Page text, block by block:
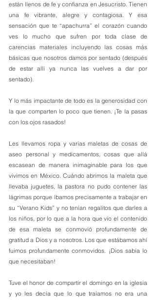
están llenos de fe y confianza en Jesucristo. Tienen
una fe vibrante, alegre y contagiosa. Y esa
sensación que te “apachurra” el corazón cuando
ves lo mucho que sufren por toda clase de
carencias materiales incluyendo las cosas más
básicas que nosotros damos por sentado (después
de estar allí ya nunca las vuelves a dar por
sentado).
Y lo más impactante de todo es la generosidad con
la que comparten lo poco que tienen. ¡Te la pasas
con los ojos rasados!
Les llevamos ropa y varias maletas de cosas de
aseo personal y medicamentos, cosas que allá
escasean de manera inimaginable para los que
vivimos en México. Cuándo abrimos la maleta que
llevaba juguetes, la pastora no pudo contener las
lágrimas porque íbamos precisamente a trabajar en
su “Verano Kids” y no tenían regalitos que darles a
los niños, por lo que a la hora que vio el contenido
de esa maleta se conmovió profundamente de
gratitud a Dios y a nosotros. Los que estábamos ahí
fuimos profundamente conmovidos. ¡Dios sabía lo
que necesitaban!
Tuve el honor de compartir el domingo en la iglesia
y yo les decía que lo que traíamos no era una